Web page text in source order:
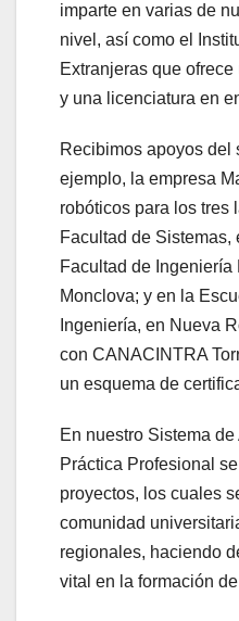
imparte en varias de
nivel, así como el
Extranjeras que
y una licenciatura en
Recibimos apoyos del
ejemplo, la empresa
robóticos para los tres
Facultad de Sistemas,
Facultad de
Monclova; y en la
Ingeniería, en Nueva
con CANACINTRA
un esquema de
En nuestro Sistema
Práctica Profesional
proyectos, los cuales
comunidad
regionales, haciendo
vital en la formación